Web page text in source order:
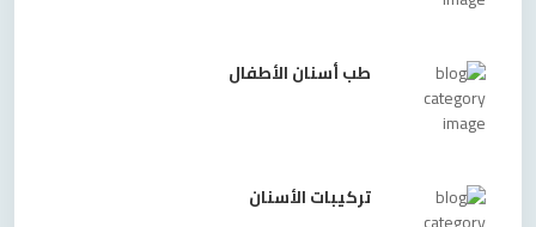
طب أسنان الأطفال
تركيبات الأسنان